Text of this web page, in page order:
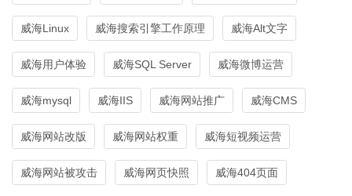
威海Linux 威海搜索引擎工作原理 威海Alt文字
威海用户体验 威海SQL Server 威海微博运营
威海mysql 威海IIS 威海网站推广 威海CMS
威海网站改版 威海网站权重 威海短视频运营
威海网站被攻击 威海网页快照 威海404页面